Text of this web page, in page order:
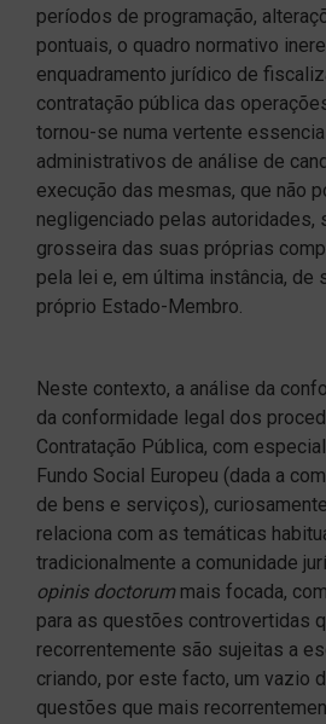
períodos de programação,
pontuais, o quadro normativo
enquadramento jurídico de
contratação pública das
tornou-se numa vertente
administrativos de análise de
execução das mesmas, que não
negligenciado pelas autoridades,
grosseira das suas próprias
pela lei e, em última instância, de
próprio Estado-Membro.
Neste contexto, a análise da
da conformidade legal dos
Contratação Pública, com
Fundo Social Europeu (dada a
de bens e serviços),
relaciona com as temáticas
tradicionalmente a comunidade
opinis doctorummais focada,
para as questões controvertidas
recorrentemente são sujeitas a
criando, por este facto, um vazio
questões que mais